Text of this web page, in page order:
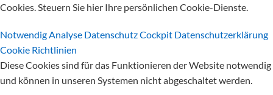
Cookies. Steuern Sie hier Ihre persönlichen Cookie-Dienste.
NotwendigAnalyse Datenschutz Cockpit Datenschutzerklärung
Cookie Richtlinien
Diese Cookies sind für das Funktionieren der Website notwendig
und können in unseren Systemen nicht abgeschaltet werden.